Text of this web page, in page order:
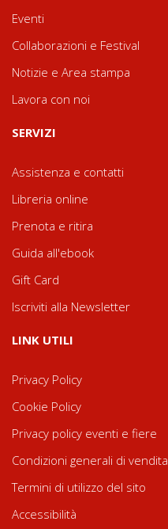
Eventi
Collaborazioni e Festival
Notizie e Area stampa
Lavora con noi
SERVIZI
Assistenza e contatti
Libreria online
Prenota e ritira
Guida all'ebook
Gift Card
Iscriviti alla Newsletter
LINK UTILI
Privacy Policy
Cookie Policy
Privacy policy eventi e fiere
Condizioni generali di vendita
Termini di utilizzo del sito
Accessibilità